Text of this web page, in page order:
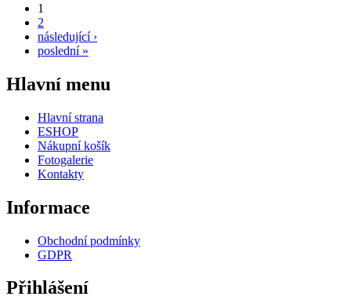
Stránky
1
2
následující ›
poslední »
Hlavní menu
Hlavní strana
ESHOP
Nákupní košík
Fotogalerie
Kontakty
Informace
Obchodní podmínky
GDPR
Přihlášení